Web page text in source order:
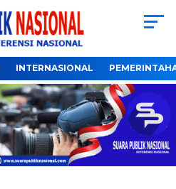
INTERNASIONAL